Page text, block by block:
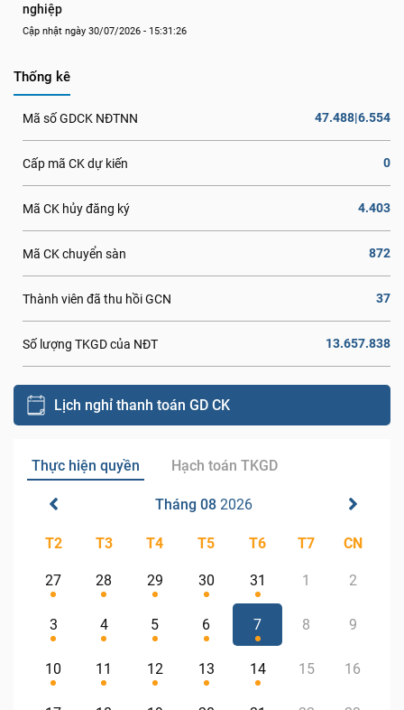
nghiệp
Cập nhật ngày 30/07/2026 - 15:31:26
Thống kê
Mã số GDCK NĐTNN 47.488|6.554
Cấp mã CK dự kiến 0
Mã CK hủy đăng ký 4.403
Mã CK chuyển sàn 872
Thành viên đã thu hồi GCN 37
Số lượng TKGD của NĐT 13.657.838
Lịch nghỉ thanh toán GD CK
Thực hiện quyền Hạch toán TKGD
Tháng 08 2026
T2 T3 T4 T5 T6 T7 CN
27 28 29 30 31 1 2
3 4 5 6 7 8 9
10 11 12 13 14 15 16